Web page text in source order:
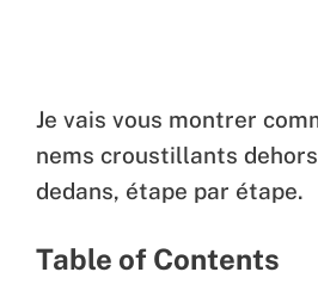
Je vais vous montrer
nems croustillants
dedans, étape par étape.
Table of Contents